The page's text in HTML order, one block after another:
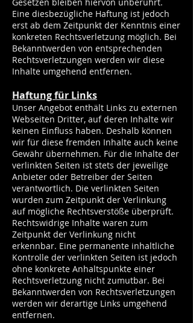
Eine diesbezügliche Haftung ist jedoch
erst ab dem Zeitpunkt der Kenntnis einer
konkreten Rechtsverletzung möglich. Bei
Bekanntwerden von entsprechenden
Rechtsverletzungen werden wir diese
Inhalte umgehend entfernen.
Haftung für Links
Unser Angebot enthält Links zu externen
Webseiten Dritter, auf deren Inhalte wir
keinen Einfluss haben. Deshalb können
wir für diese fremden Inhalte auch keine
Gewähr übernehmen. Für die Inhalte der
verlinkten Seiten ist stets der jeweilige
Anbieter oder Betreiber der Seiten
verantwortlich. Die verlinkten Seiten
wurden zum Zeitpunkt der Verlinkung
auf mögliche Rechtsverstöße überprüft.
Rechtswidrige Inhalte waren zum
Zeitpunkt der Verlinkung nicht
erkennbar. Eine permanente inhaltliche
Kontrolle der verlinkten Seiten ist jedoch
ohne konkrete Anhaltspunkte einer
Rechtsverletzung nicht zumutbar. Bei
Bekanntwerden von Rechtsverletzungen
werden wir derartige Links umgehend
entfernen.